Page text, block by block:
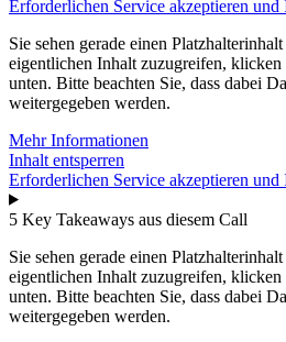
Erforderlichen Service akzeptieren und
Sie sehen gerade einen
eigentlichen Inhalt zuzugreifen,
unten. Bitte beachten Sie, dass dabei
weitergegeben werden.
Mehr Informationen
Inhalt entsperren
Erforderlichen Service akzeptieren und
5 Key Takeaways aus diesem Call
Sie sehen gerade einen
eigentlichen Inhalt zuzugreifen,
unten. Bitte beachten Sie, dass dabei
weitergegeben werden.